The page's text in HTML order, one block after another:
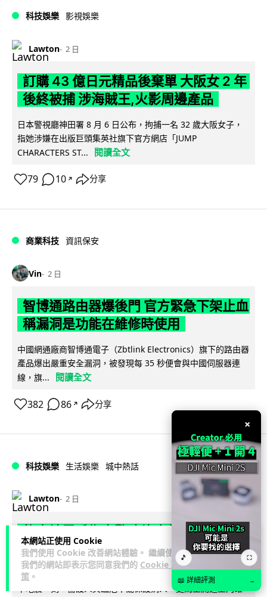
本網站正使用 Cookie
我們使用 Cookie 改善網站體驗。 繼續使用
我們的網站即表示您同意我們的 Cookie 政
策 。
科技娛樂 影視娛樂
Lawton 2 日
訂購 43 億日元精品後棄單 大阪女 2 年
後終被捕 涉海賊王,火影周邊產品
日本警視廳神田署 8 月 6 日公布，拘捕一名 32 歲大阪女子，
指她涉嫌在出版巨頭集英社旗下官方網店「JUMP
CHARACTERS ST...
閱讀全文
79 10 ↗ 分享
商業科技 資訊保安
Vin 2 日
智博通路由器爆後門 官方緊急下架止血
稱漏洞是功能在維修時使用
中國網通廠商智博通電子（Zbtlink Electronics）旗下的路由器
產品爆出嚴重安全漏洞，被發現每 35 秒便會與中國伺服器連
線，旗...
閱讀全文
382 86 ↗ 分享
科技娛樂 生活娛樂 城中熱話
Lawton 2 日
熊本地震手術室驚魂片瘋傳 醫護保護病
人、逃生門 網民讚值得尊敬
熊本縣 7 月 28 日發生 7.1 級地震，熊本綜合醫院手術室鏡頭拍
下地震一刻，醫護人員臨危不亂保護病人，更馬上開逃生門確
×
🎵 ⛶
📖 詳細評測 →